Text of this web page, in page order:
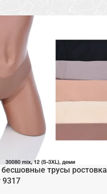
трусы ростовка
9317